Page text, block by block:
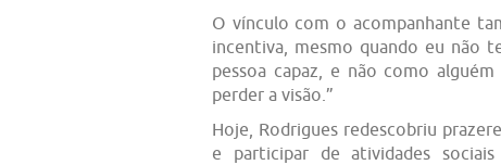
O vínculo com o acompanhante
incentiva, mesmo quando eu não
pessoa capaz, e não como
perder a visão.”
Hoje, Rodrigues redescobriu
e participar de atividades